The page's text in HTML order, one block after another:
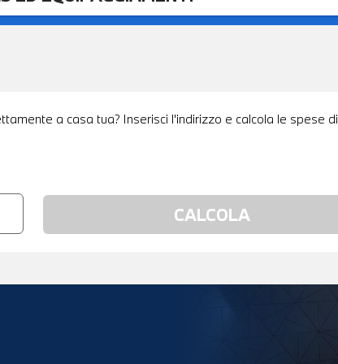
a casa tua? Inserisci l'indirizzo e calcola le spese di